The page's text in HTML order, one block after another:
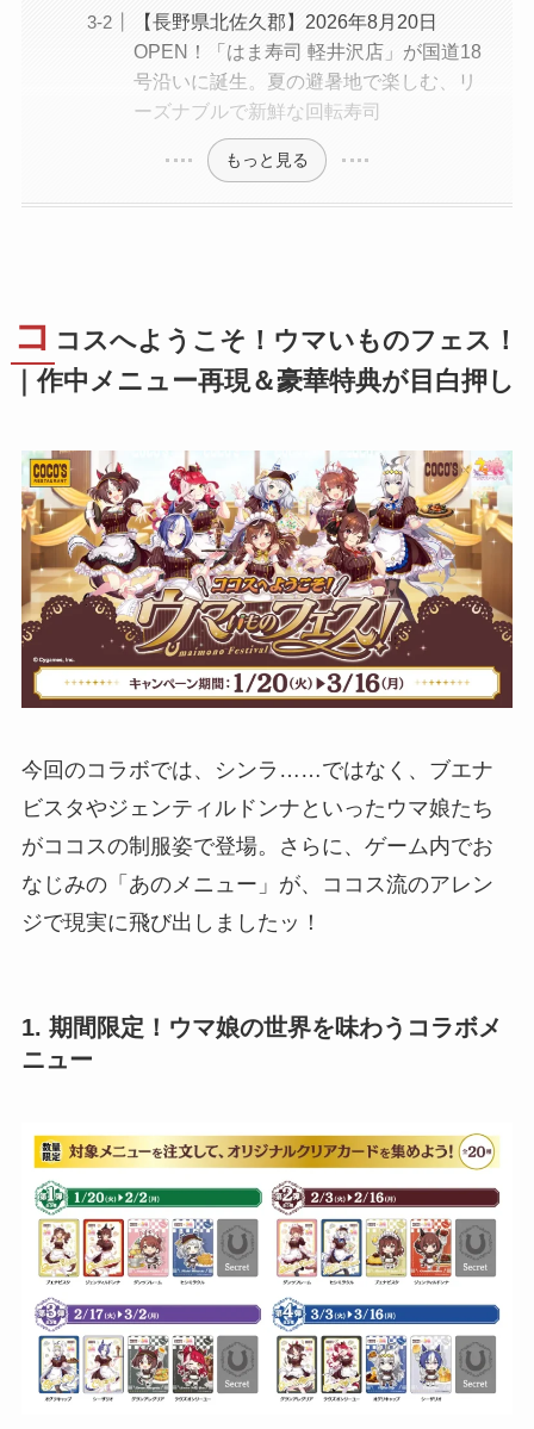
【長野県北佐久郡】2026年8月20日
OPEN！「はま寿司 軽井沢店」が国道18
号沿いに誕生。夏の避暑地で楽しむ、リ
ーズナブルで新鮮な回転寿司
もっと見る
コ コスへようこそ！ウマいものフェス！
｜作中メニュー再現＆豪華特典が目白押し
今回のコラボでは、シンラ……ではなく、ブエナ
ビスタやジェンティルドンナといったウマ娘たち
がココスの制服姿で登場。さらに、ゲーム内でお
なじみの「あのメニュー」が、ココス流のアレン
ジで現実に飛び出しましたッ！
1. 期間限定！ウマ娘の世界を味わうコラボメ
ニュー